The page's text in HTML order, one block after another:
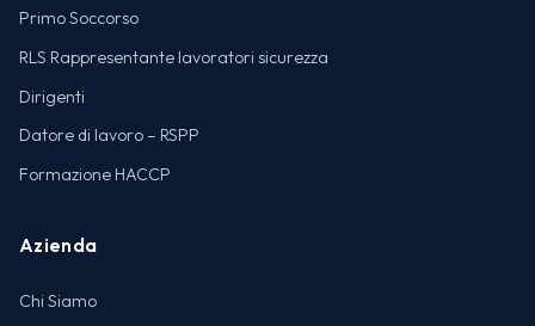
Primo Soccorso
RLS Rappresentante lavoratori sicurezza
Dirigenti
Datore di lavoro – RSPP
Formazione HACCP
Azienda
Chi Siamo